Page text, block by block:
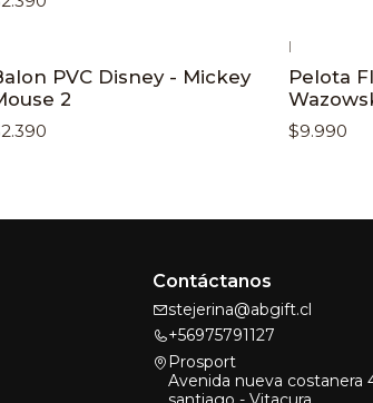
PVC Disney - Mickey
2
|
Pelota
$9.990
Contáctanos
stejerina@abgift.cl
+56975791127
Prosport
Avenida nueva costanera